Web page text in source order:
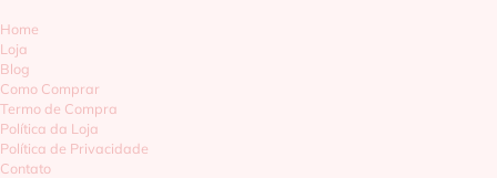
Home
Loja
Blog
Como Comprar
Termo de Compra
Política da Loja
Política de Privacidade
Contato